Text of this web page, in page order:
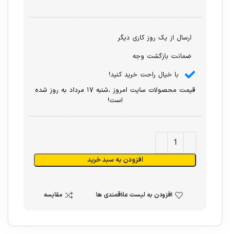
ارسال از یک روز کاری دیگر
ضمانت بازگشت وجه
با خیال راحت خرید کنید!
قیمت محصولات سایت امروز ،شنبه ۱۷ مرداد به روز شده
است!
افزودن به سبد خرید
افزودن به لیست علاقمندی ها مقایسه